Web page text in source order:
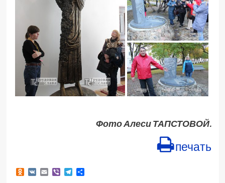
Фото Алеси ТАПСТОВОЙ.
печать
Odnoklassniki
VKEmailViberTelegram
Отправить